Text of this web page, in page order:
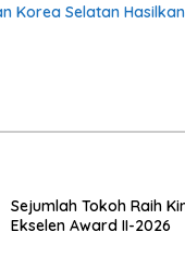
Korea Selatan
Sejumlah Tokoh Raih
Ekselen Award II-2026